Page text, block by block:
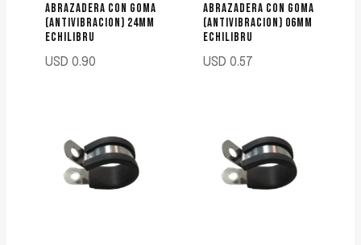
ABRAZADERA CON GOMA
(ANTIVIBRACION) 24MM
ECHILIBRU
USD 0.90
ABRAZADERA CON GOMA
(ANTIVIBRACION) 06MM
ECHILIBRU
USD 0.57